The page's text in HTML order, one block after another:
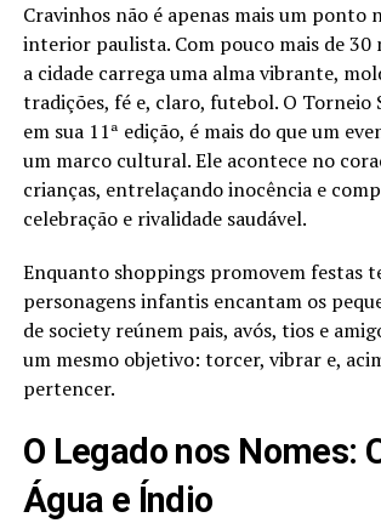
Cravinhos não é apenas mais um ponto
interior paulista. Com pouco mais de 30
a cidade carrega uma alma vibrante,
tradições, fé e, claro, futebol. O Torneio
em sua 11ª edição, é mais do que um
um marco cultural. Ele acontece no
crianças, entrelaçando inocência e
celebração e rivalidade saudável.
Enquanto shoppings promovem festas
personagens infantis encantam os
de society reúnem pais, avós, tios e
um mesmo objetivo: torcer, vibrar e,
pertencer.
O Legado nos Nomes:
Água e Índio